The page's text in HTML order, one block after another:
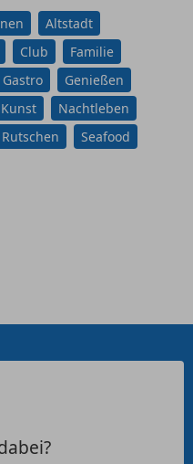
Altstadt
Club
Familie
Gastro
Genießen
Kunst
Nachtleben
Rutschen
Seafood